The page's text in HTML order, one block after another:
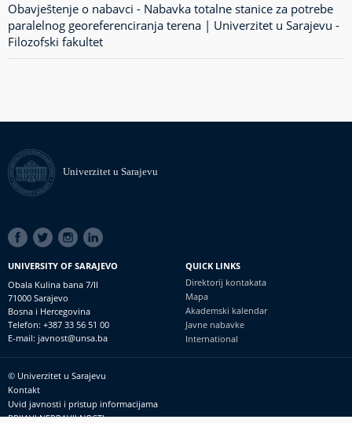
Obavještenje o nabavci - Nabavka totalne stanice za potrebe
paralelnog georeferenciranja terena | Univerzitet u Sarajevu -
Filozofski fakultet
Univerzitet u Sarajevu
SOCIAL
LINKS
UNIVERSITY OF SARAJEVO
Obala Kulina bana 7/II
71000 Sarajevo
Bosna i Hercegovina
Telefon: +387 33 56 51 00
E-mail: javnost@unsa.ba
QUICK LINKS
Direktorij kontakata
Mapa
Akademski kalendar
Javne nabavke
International
Footer
meni
© Univerzitet u Sarajevu
Kontakt
Uvid javnosti i pristup informacijama
PRIJAVI NEPRAVILNOSTI